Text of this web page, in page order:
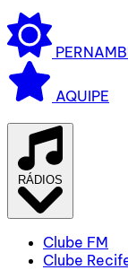
AQUIPE
RÁDIOS
Clube FM
Clube